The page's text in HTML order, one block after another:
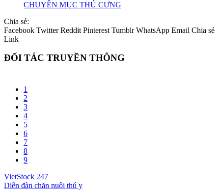
CHUYÊN MỤC THÚ CƯNG
Chia sẻ:
Facebook Twitter Reddit Pinterest Tumblr WhatsApp Email Chia sẻ
Link
ĐỐI TÁC TRUYỀN THÔNG
1
2
3
4
5
6
7
8
9
VietStock 247
Diễn đàn chăn nuôi thú y